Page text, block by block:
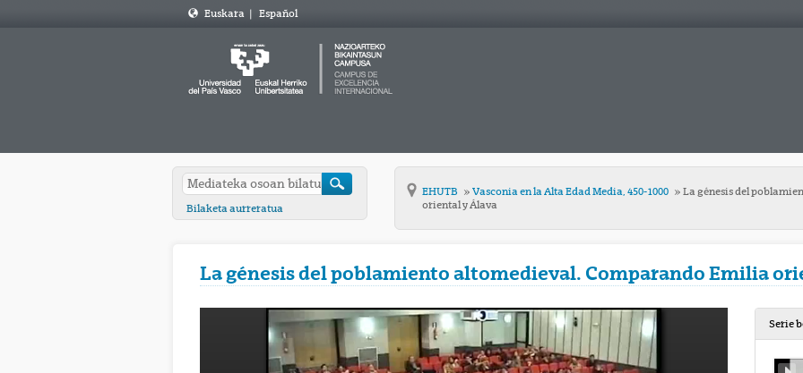
Euskara | Español
Bilaketa aurreratua
EHUTB Vasconia en la Alta Edad Media, 450-1000
La génesis del
oriental y Álava
La génesis del poblamiento altomedieval. Comparando Emilia
Serie